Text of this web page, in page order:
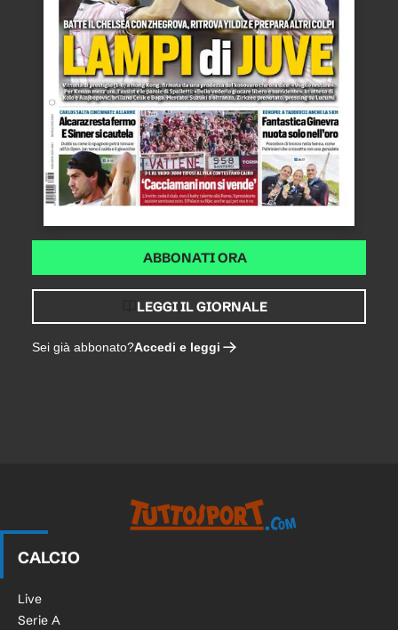
ABBONATI ORA
LEGGI IL GIORNALE
Sei già abbonato?Accedi e leggi
CALCIO
Live
Serie A